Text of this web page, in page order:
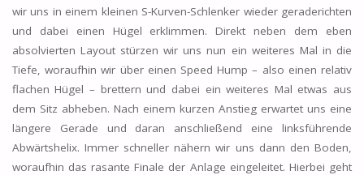
wir uns in einem kleinen S-Kurven-Schlenker wieder geraderichten
und dabei einen Hügel erklimmen. Direkt neben dem eben
absolvierten Layout stürzen wir uns nun ein weiteres Mal in die
Tiefe, woraufhin wir über einen Speed Hump – also einen relativ
flachen Hügel – brettern und dabei ein weiteres Mal etwas aus
dem Sitz abheben. Nach einem kurzen Anstieg erwartet uns eine
längere Gerade und daran anschließend eine linksführende
Abwärtshelix. Immer schneller nähern wir uns dann den Boden,
woraufhin das rasante Finale der Anlage eingeleitet. Hierbei geht